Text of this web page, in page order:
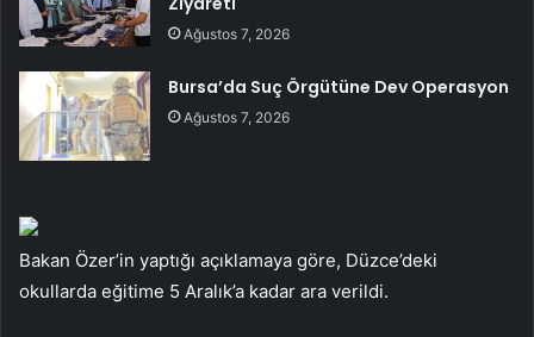
Ağustos 7, 2026
Bursa’da Suç Örgütüne Dev Operasyon
Ağustos 7, 2026
Bakan Özer’in yaptığı açıklamaya göre, Düzce’deki
okullarda eğitime 5 Aralık’a kadar ara verildi.